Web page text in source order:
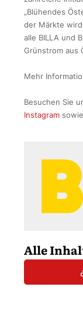
„Blühendes
der Märkte
alle BILLA und
Grünstrom aus
Mehr
Besuchen Sie
Instagram
Alle